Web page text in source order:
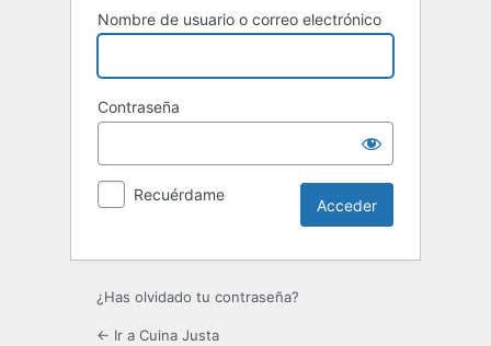
Nombre de usuario o correo electrónico
Contraseña
Recuérdame
¿Has olvidado tu contraseña?
← Ir a Cuina Justa